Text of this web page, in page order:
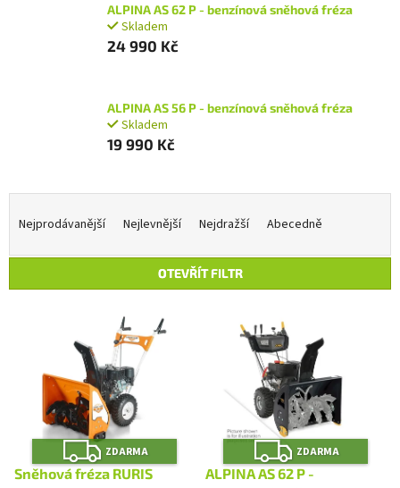
ALPINA AS 62 P - benzínová sněhová fréza
Skladem
24 990 Kč
ALPINA AS 56 P - benzínová sněhová fréza
Skladem
19 990 Kč
e
Nejprodávanější Nejlevnější Nejdražší Abecedně
OTEVŘÍT FILTR
d
Z
D
A
ZDARMA
Sněhová fréza RURIS
Z
D
A
ZDARMA
ALPINA AS 62 P -